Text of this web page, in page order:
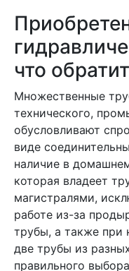
что
Множественные
технического,
обусловливают
виде
наличие в
которая владеет
магистралями,
работе из-за
трубы, а также при
две трубы из
правильного